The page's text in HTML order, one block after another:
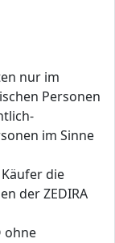
nur im
Personen
im Sinne
die
der ZEDIRA
ohne